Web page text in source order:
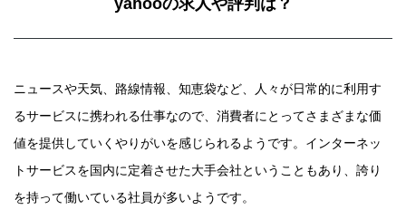
ニュースや天気、路線情報、知恵袋など、人々が日常的に利用す
るサービスに携われる仕事なので、消費者にとってさまざまな価
値を提供していくやりがいを感じられるようです。インターネッ
トサービスを国内に定着させた大手会社ということもあり、誇り
を持って働いている社員が多いようです。